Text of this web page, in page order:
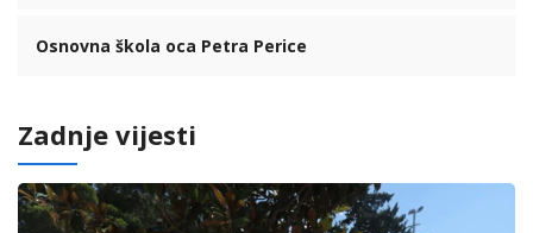
Osnovna škola oca Petra Perice
Zadnje vijesti